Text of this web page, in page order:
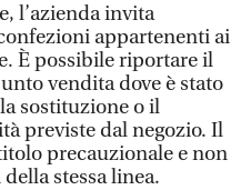
l’azienda invita
appartenenti ai
È possibile riportare il
vendita dove è stato
sostituzione o il
previste dal negozio. Il
precauzionale e non
stessa linea.